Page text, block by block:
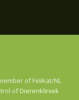
of Felikat/NL
ofDierenkliniek